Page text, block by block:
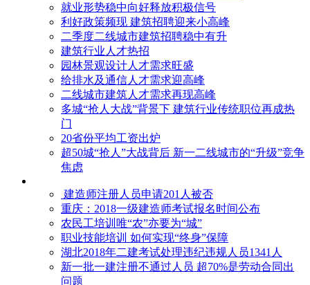
就业形势稳中向好释放积极信号
利好政策频现 建筑招聘迎来小高峰
二季度二线城市建筑招聘稳中有升
建筑行业人才热招
园林景观设计人才需求旺盛
给排水及通信人才需求迎高峰
二线城市建筑人才需求再现高峰
多城“抢人大战”背景下 建筑行业传统职位再成热
门
20省份平均工资出炉
超50城“抢人”大战背后 新一二线城市的“升级”竞争
焦虑
建造师注册人员申请201人被否
​重庆：2018一级建造师考试报名时间公布
农民工培训唯“农”亦要为“城”
职业技能培训 如何实现“终身”保障
湖北2018年二建考试处理违纪违规人员1341人
新一批一建注册不通过人员 超70%是劳动合同出
问题